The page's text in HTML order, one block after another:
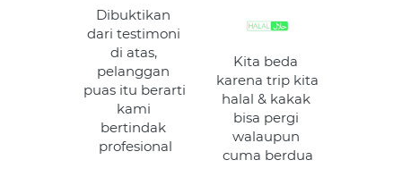
Dibuktikan
dari testimoni
di atas,
pelanggan
puas itu berarti
kami
bertindak
profesional
Kita beda
karena trip kita
halal & kakak
bisa pergi
walaupun
cuma berdua